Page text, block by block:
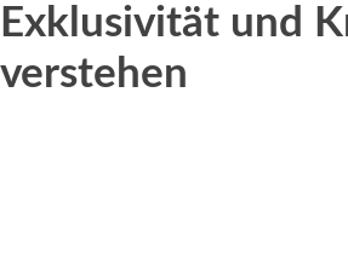
Exklusivität und
verstehen